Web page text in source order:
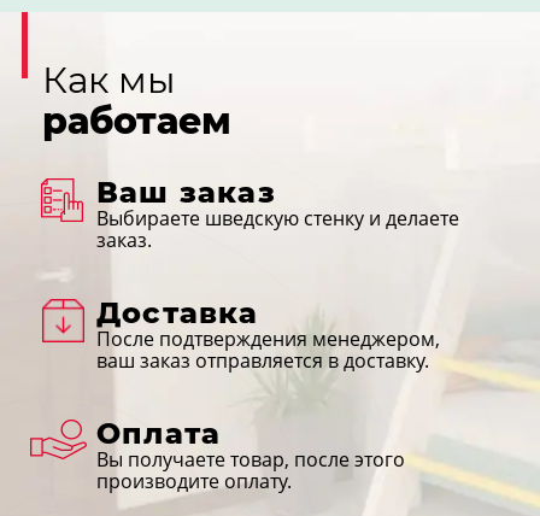
Как мы
работаем
Ваш заказ
Выбираете шведскую стенку и делаете
заказ.
Доставка
После подтверждения менеджером,
ваш заказ отправляется в доставку.
Оплата
Вы получаете товар, после этого
производите оплату.